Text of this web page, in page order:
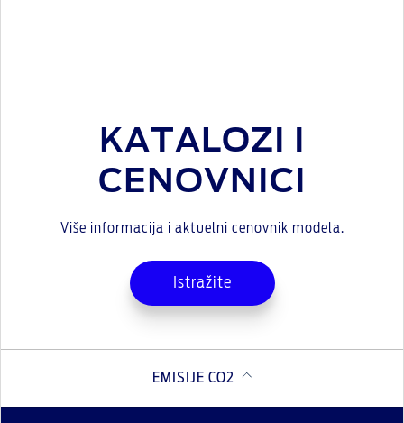
KATALOZI I
CENOVNICI
Više informacija i aktuelni cenovnik modela.
Istražite
EMISIJE CO2